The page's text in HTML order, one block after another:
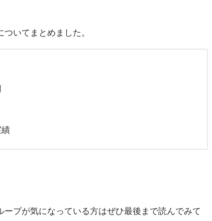
いてまとめました。
プが気になっている方はぜひ最後まで読んでみて